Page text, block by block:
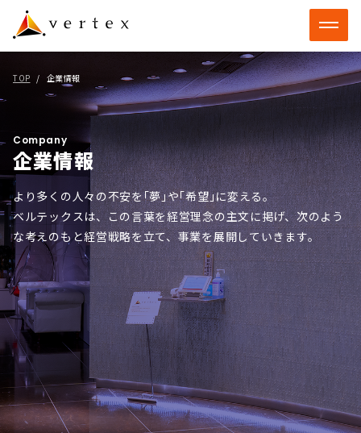
TOP 企業情報
Company
企業情報
より多くの人々の不安を｢夢｣や｢希望｣に変える。
ベルテックスは、この言葉を経営理念の主文に掲げ、次のよう
な考えのもと経営戦略を立て、事業を展開していきます。